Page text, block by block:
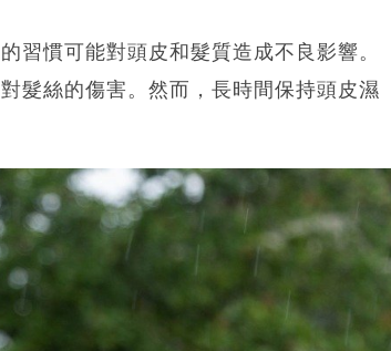
習慣可能對頭皮和髮質造成不良影響。
髮絲的傷害。然而，長時間保持頭皮濕